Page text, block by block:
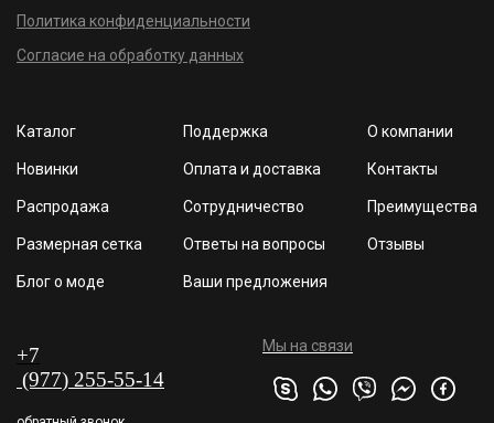
Политика конфиденциальности
Согласие на обработку данных
Каталог
Новинки
Распродажа
Размерная сетка
Блог о моде
Поддержка
Оплата и доставка
Сотрудничество
Ответы на вопросы
Ваши предложения
О компании
Контакты
Преимущества
Отзывы
+7
(977) 255-55-14
Мы на связи